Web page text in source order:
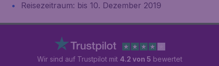
Reisezeitraum: bis 10. Dezember 2019
Wir sind auf Trustpilot mit 4.2 von 5 bewertet